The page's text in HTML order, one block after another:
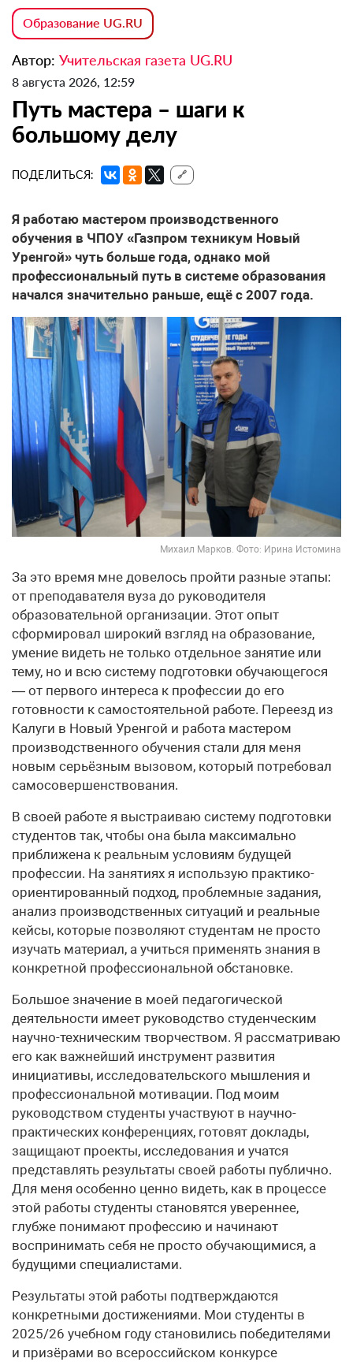
Образование UG.RU
Автор: Учительская газета UG.RU
8 августа 2026, 12:59
Путь мастера – шаги к
большому делу
ПОДЕЛИТЬСЯ: 🔗
Я работаю мастером производственного
обучения в ЧПОУ «Газпром техникум Новый
Уренгой» чуть больше года, однако мой
профессиональный путь в системе образования
начался значительно раньше, ещё с 2007 года.
Михаил Марков. Фото: Ирина Истомина
За это время мне довелось пройти разные этапы:
от преподавателя вуза до руководителя
образовательной организации. Этот опыт
сформировал широкий взгляд на образование,
умение видеть не только отдельное занятие или
тему, но и всю систему подготовки обучающегося
— от первого интереса к профессии до его
готовности к самостоятельной работе. Переезд из
Калуги в Новый Уренгой и работа мастером
производственного обучения стали для меня
новым серьёзным вызовом, который потребовал
самосовершенствования.
В своей работе я выстраиваю систему подготовки
студентов так, чтобы она была максимально
приближена к реальным условиям будущей
профессии. На занятиях я использую практико-
ориентированный подход, проблемные задания,
анализ производственных ситуаций и реальные
кейсы, которые позволяют студентам не просто
изучать материал, а учиться применять знания в
конкретной профессиональной обстановке.
Большое значение в моей педагогической
деятельности имеет руководство студенческим
научно-техническим творчеством. Я рассматриваю
его как важнейший инструмент развития
инициативы, исследовательского мышления и
профессиональной мотивации. Под моим
руководством студенты участвуют в научно-
практических конференциях, готовят доклады,
защищают проекты, исследования и учатся
представлять результаты своей работы публично.
Для меня особенно ценно видеть, как в процессе
этой работы студенты становятся увереннее,
глубже понимают профессию и начинают
воспринимать себя не просто обучающимися, а
будущими специалистами.
Результаты этой работы подтверждаются
конкретными достижениями. Мои студенты в
2025/26 учебном году становились победителями
и призёрами во всероссийском конкурсе